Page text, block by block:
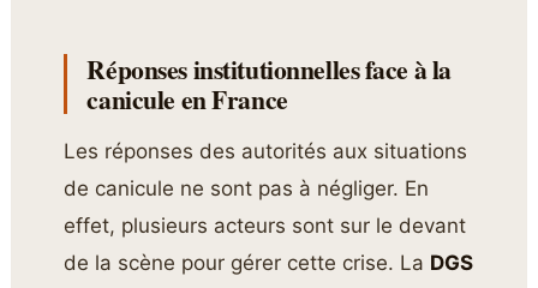
Réponses institutionnelles face à la
canicule en France
Les réponses des autorités aux situations
de canicule ne sont pas à négliger. En
effet, plusieurs acteurs sont sur le devant
de la scène pour gérer cette crise. La DGS